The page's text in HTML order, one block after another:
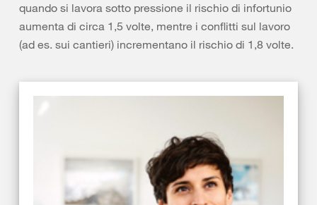
quando si lavora sotto pressione il rischio di infortunio
aumenta di circa 1,5 volte, mentre i conflitti sul lavoro
(ad es. sui cantieri) incrementano il rischio di 1,8 volte.